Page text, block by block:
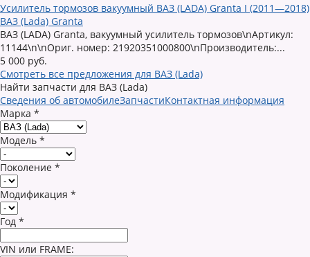
Усилитель тормозов вакуумный ВАЗ (LADA) Granta I (2011—2018)
ВАЗ (Lada) Granta
ВАЗ (LADA) Granta, вакуумный усилитель тормозов\nАртикул:
11144\n\nОриг. номер: 21920351000800\nПроизводитель:...
5 000 руб.
Смотреть все предложения для ВАЗ (Lada)
Найти запчасти для ВАЗ (Lada)
Сведения об автомобилеЗапчастиКонтактная информация
Марка *
Модель *
Поколение *
Модификация *
Год *
VIN или FRAME: